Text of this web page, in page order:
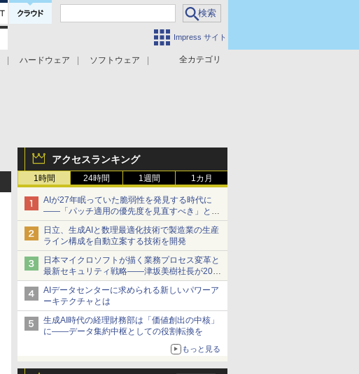
Impress サイト
全カテゴリ
ハードウェア
ソフトウェア
アクセスランキング
1時間 24時間 1週間 1カ月
AIが27年眠っていた脆弱性を発見する時代に
――「パッチ適用の優先度を見直すべき」とセ
キュリティ専門家
日立、生成AIと数理最適化技術で製造業の生産
ライン構成を自動立案する技術を開発
日本マイクロソフトが描く業務プロセス変革と
最新セキュリティ戦略――津坂美樹社長が2027
年度戦略を説明
AIデータセンターに求められる新しいパワーア
ーキテクチャとは
生成AI時代の経理財務部は「価値創出の中核」
に――データ集約中枢としての役割転換を
もっと見る